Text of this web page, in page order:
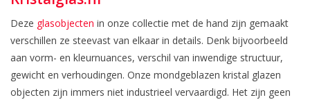
Deze glasobjecten in onze collectie met de hand zijn gemaakt
verschillen ze steevast van elkaar in details. Denk bijvoorbeeld
aan vorm- en kleurnuances, verschil van inwendige structuur,
gewicht en verhoudingen. Onze mondgeblazen kristal glazen
objecten zijn immers niet industrieel vervaardigd. Het zijn geen